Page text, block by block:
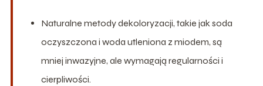
Naturalne metody dekoloryzacji, takie jak soda
oczyszczona i woda utleniona z miodem, są
mniej inwazyjne, ale wymagają regularności i
cierpliwości.